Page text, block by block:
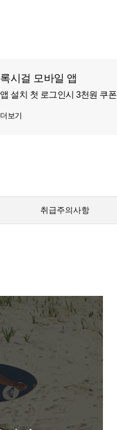
록시걸 모바일 앱
앱 설치 첫 로그인시 3천원 쿠폰
더보기
취급주의사항